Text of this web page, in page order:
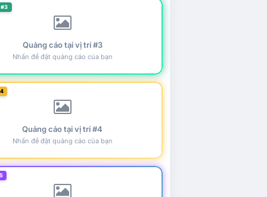
Quảng cáo tại vị trí #3
Nhấn để đặt quảng cáo của bạn
Quảng cáo tại vị trí #4
Nhấn để đặt quảng cáo của bạn